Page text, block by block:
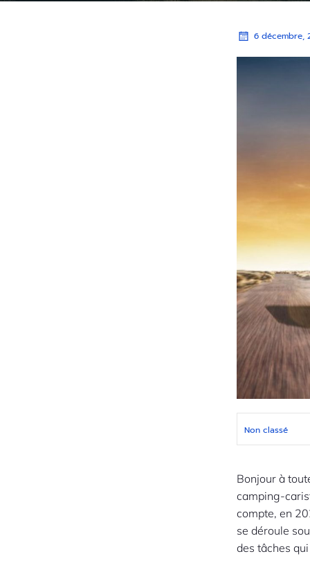
6 décembre,
Non classé
Bonjour à
camping-
compte, en
se déroule
des tâches